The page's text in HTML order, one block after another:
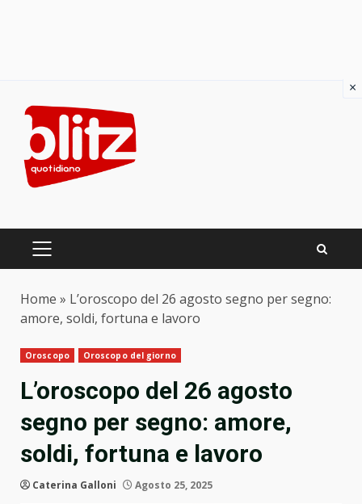
content
PRIMARY
Home » L’oroscopo del 26 agosto segno per segno:
amore, soldi, fortuna e lavoro
Oroscopo Oroscopo del giorno
L’oroscopo del 26 agosto
segno per segno: amore,
soldi, fortuna e lavoro
Caterina Galloni Agosto 25, 2025
×